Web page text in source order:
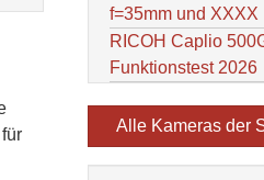
f=35mm und XXXX
RICOH Caplio
Funktionstest 2026
Alle Kameras der